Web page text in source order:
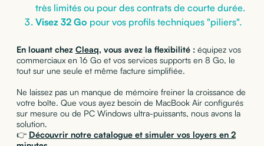
très limités ou pour des contrats de courte durée.
Visez 32 Go pour vos profils techniques "piliers".
En louant chez Cleaq, vous avez la flexibilité :équipez vos
commerciaux en 16 Go et vos services supports en 8 Go, le
tout sur une seule et même facture simplifiée.
Ne laissez pas un manque de mémoire freiner la croissance de
votre boîte. Que vous ayez besoin de MacBook Air configurés
sur mesure ou de PC Windows ultra-puissants, nous avons la
solution.
👉 Découvrir notre catalogue et simuler vos loyers en 2